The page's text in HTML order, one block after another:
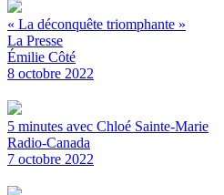
« La déconquête triomphante »
La Presse
Émilie Côté
8 octobre 2022
5 minutes avec Chloé Sainte-Marie
Radio-Canada
7 octobre 2022